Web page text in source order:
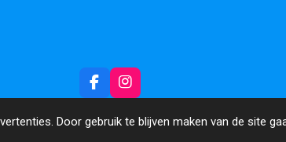
Door gebruik te blijven maken van de site
F
a
c
I
n
s